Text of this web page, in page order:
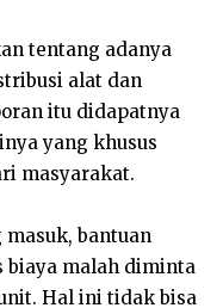
tentang adanya
alat dan
itu didapatnya
yang khusus
masyarakat.
masuk, bantuan
biaya malah diminta
Hal ini tidak bisa